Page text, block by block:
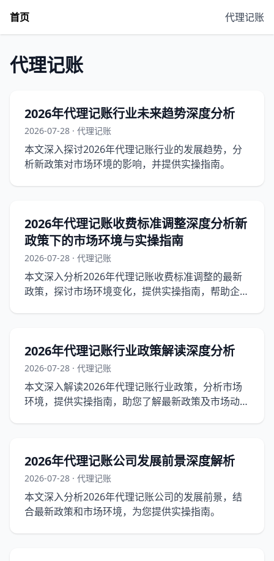
首页 代理记账
代理记账
2026年代理记账行业未来趋势深度分析
2026-07-28 · 代理记账
本文深入探讨2026年代理记账行业的发展趋势，分
析新政策对市场环境的影响，并提供实操指南。
2026年代理记账收费标准调整深度分析新
政策下的市场环境与实操指南
2026-07-28 · 代理记账
本文深入分析2026年代理记账收费标准调整的最新
政策，探讨市场环境变化，提供实操指南，帮助企业
2026年代理记账行业政策解读深度分析
2026-07-28 · 代理记账
本文深入解读2026年代理记账行业政策，分析市场
环境，提供实操指南，助您了解最新政策及市场动
2026年代理记账公司发展前景深度解析
2026-07-28 · 代理记账
本文深入分析2026年代理记账公司的发展前景，结
合最新政策和市场环境，为您提供实操指南。